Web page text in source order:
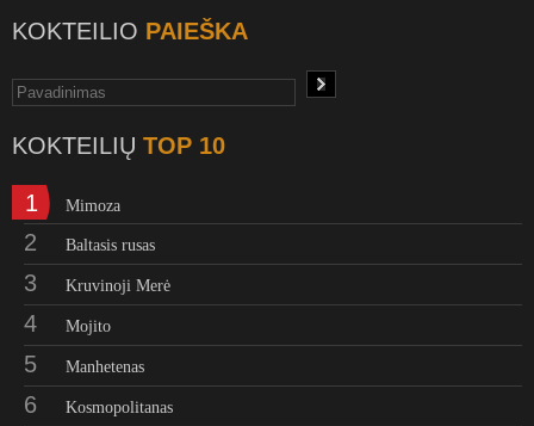
KOKTEILIO PAIEŠKA
KOKTEILIŲ TOP 10
1 Mimoza
2 Baltasis rusas
3 Kruvinoji Merė
4 Mojito
5 Manhetenas
6 Kosmopolitanas